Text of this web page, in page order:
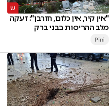
"אין קיר, אין כלום, חורבן": זעקה
מלב ההריסות בבני ברק
Pini